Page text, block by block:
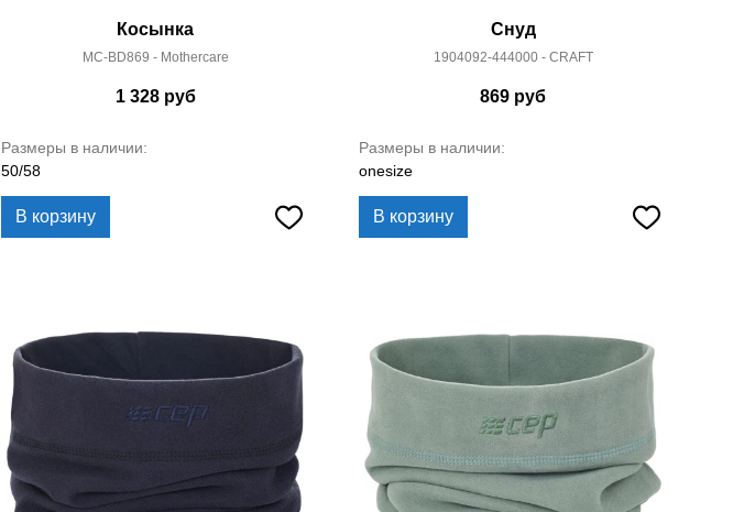
Косынка
MC-BD869 - Mothercare
1 328руб
Размеры в наличии:
50/58
В корзину
Снуд
1904092-444000 - CRAFT
869 руб
Размеры в наличии:
onesize
В корзину